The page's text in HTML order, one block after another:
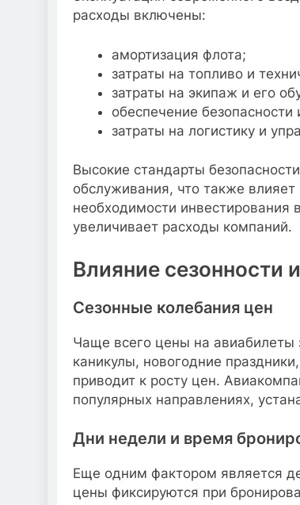
расходы включены:
амортизация флота;
затраты на топливо и
затраты на экипаж и его
обеспечение
затраты на логистику и
Высокие стандарты
обслуживания, что также
необходимости инвестирования
увеличивает расходы компаний.
Влияние сезонности
Сезонные колебания цен
Чаще всего цены на авиабилеты
каникулы, новогодние
приводит к росту цен.
популярных направлениях,
Дни недели и время
Еще одним фактором является
цены фиксируются при